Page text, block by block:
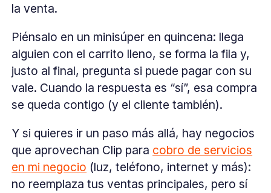
la venta.
Piénsalo en un minisúper en quincena: llega
alguien con el carrito lleno, se forma la fila y,
justo al final, pregunta si puede pagar con su
vale. Cuando la respuesta es “sí”, esa compra
se queda contigo (y el cliente también).
Y si quieres ir un paso más allá, hay negocios
que aprovechan Clip para cobro de servicios
en mi negocio (luz, teléfono, internet y más):
no reemplaza tus ventas principales, pero sí